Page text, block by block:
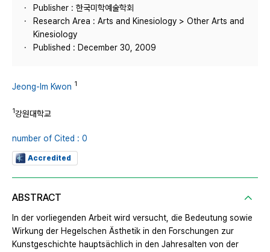
Publisher : 한국미학예술학회
Research Area : Arts and Kinesiology > Other Arts and
Kinesiology
Published : December 30, 2009
Jeong-Im Kwon 1
1강원대학교
number of Cited : 0
Accredited
ABSTRACT
In der vorliegenden Arbeit wird versucht, die Bedeutung sowie
Wirkung der Hegelschen Ästhetik in den Forschungen zur
Kunstgeschichte hauptsächlich in den Jahresalten von der